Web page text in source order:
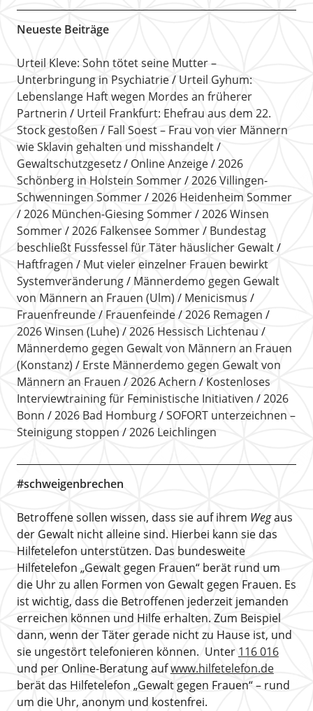
Neueste Beiträge
Urteil Kleve: Sohn tötet seine Mutter –
Unterbringung in Psychiatrie
Urteil Gyhum:
Lebenslange Haft wegen Mordes an früherer
Partnerin
Urteil Frankfurt: Ehefrau aus dem 22.
Stock gestoßen
Fall Soest – Frau von vier Männern
wie Sklavin gehalten und misshandelt
Gewaltschutzgesetz
Online Anzeige
2026
Schönberg in Holstein Sommer
2026 Villingen-
Schwenningen Sommer
2026 Heidenheim Sommer
2026 München-Giesing Sommer
2026 Winsen
Sommer
2026 Falkensee Sommer
Bundestag
beschließt Fussfessel für Täter häuslicher Gewalt
Haftfragen
Mut vieler einzelner Frauen bewirkt
Systemveränderung
Männerdemo gegen Gewalt
von Männern an Frauen (Ulm)
Menicismus
Frauenfreunde
Frauenfeinde
2026 Remagen
2026 Winsen (Luhe)
2026 Hessisch Lichtenau
Männerdemo gegen Gewalt von Männern an Frauen
(Konstanz)
Erste Männerdemo gegen Gewalt von
Männern an Frauen
2026 Achern
Kostenloses
Interviewtraining für Feministische Initiativen
2026
Bonn
2026 Bad Homburg
SOFORT unterzeichnen –
Steinigung stoppen
2026 Leichlingen
#schweigenbrechen
Betroffene sollen wissen, dass sie auf ihrem Wegaus
der Gewalt nicht alleine sind. Hierbei kann sie das
Hilfetelefon unterstützen. Das bundesweite
Hilfetelefon „Gewalt gegen Frauen“ berät rund um
die Uhr zu allen Formen von Gewalt gegen Frauen. Es
ist wichtig, dass die Betroffenen jederzeit jemanden
erreichen können und Hilfe erhalten. Zum Beispiel
dann, wenn der Täter gerade nicht zu Hause ist, und
sie ungestört telefonieren können. Unter 116 016
und per Online-Beratung aufwww.hilfetelefon.de
berät das Hilfetelefon „Gewalt gegen Frauen“ – rund
um die Uhr, anonym und kostenfrei.